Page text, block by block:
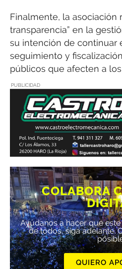
Finalmente, la asociación
transparencia” en la
su intención de continuar
seguimiento y
públicos que afecten a
PUBLICIDAD
COLABORA
Ayúdanos a hacer que
de todos, siga adelante.
QUIERO